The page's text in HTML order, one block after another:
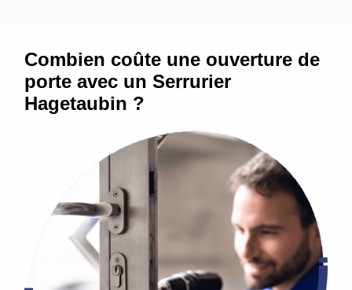
Combien coûte une ouverture de
porte avec un Serrurier
Hagetaubin ?